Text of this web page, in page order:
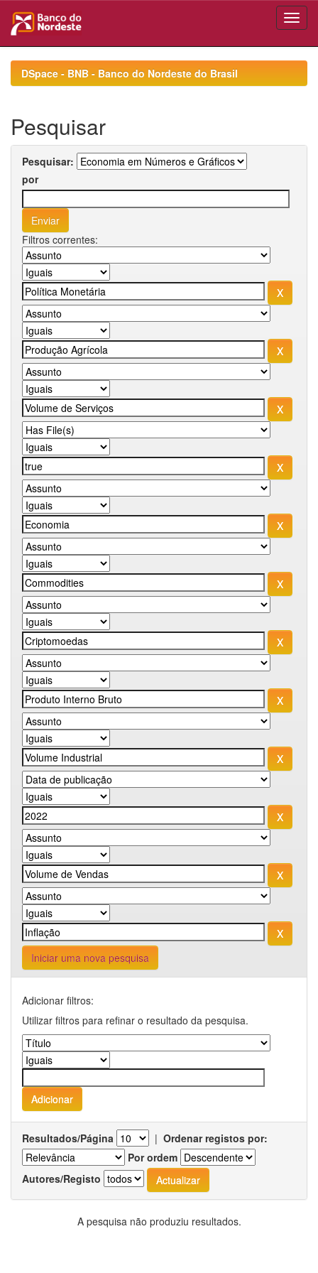
navigationDSpace - BNB - Banco do Nordeste do Brasil
Pesquisar
Pesquisar:
por
Filtros correntes:
Iniciar uma nova pesquisa
Adicionar filtros:
Utilizar filtros para refinar o resultado da pesquisa.
Resultados/Página | Ordenar registos por:
Por ordem
Autores/Registo
A pesquisa não produziu resultados.